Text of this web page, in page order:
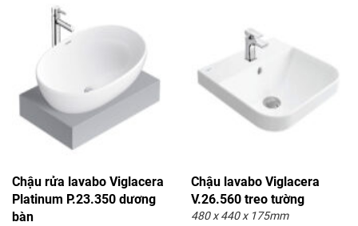
Chậu rửa lavabo Viglacera
Platinum P.23.350 dương
bàn
Chậu lavabo Viglacera
V.26.560 treo tường
480 x 440 x 175mm